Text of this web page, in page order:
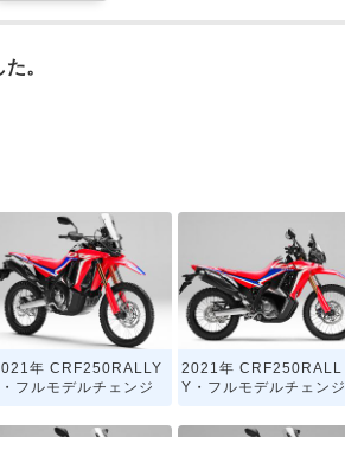
。
年 CRF250RALLY
フルモデルチェンジ
2021年 CRF250RALL
Y・フルモデルチェンジ